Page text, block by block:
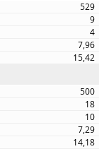
529
9
4
7,96
15,42
500
18
10
7,29
14,18